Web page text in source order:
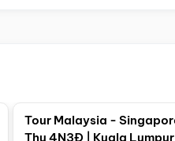
Tour Malaysia -
Thu 4N3Đ | Kuala